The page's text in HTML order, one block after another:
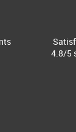
4.8/5